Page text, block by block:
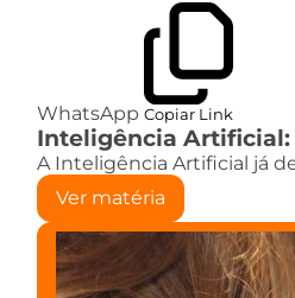
WhatsApp Copiar Link
Inteligência Artificial:
A Inteligência Artificial já
Ver matéria